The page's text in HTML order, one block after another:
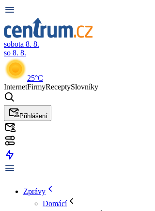
sobota 8. 8.
so 8. 8.
25°C
InternetFirmyReceptySlovníky
Přihlášení
Zprávy
Domácí